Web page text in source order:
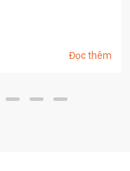
Đọc thêm